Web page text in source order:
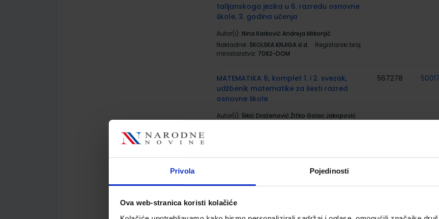
Privola Pojedinosti
Ova web-stranica koristi kolačiće
talijanskoga jezika u 6. razredu osnovne
škole, 3. godina učenja
Autor(i): Nina Karković Andreja Mrkonjić
Nakladnik: ŠKOLSKA KNJIGA d.d.
Registarski broj
ministarstva: 7082-DOM
MATEMATIKA 6; komplet 1. i 2. svezak,
udžbenik matematike za šesti razred
osnovne škole
Autor(i): Šikić Draženović Žitko Golac Jakopović
567278
INFORMATIKA 6; udžbenik za 6. razred
Svetličić
Nakladnik:PROFIL KLETT d.o.o.
Registarski broj